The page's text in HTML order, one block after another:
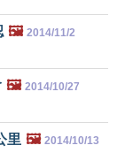
🖼️ 2014/11/2
🖼️ 2014/10/27
里 🖼️ 2014/10/13